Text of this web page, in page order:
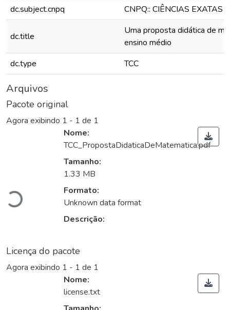
dc.subject.cnpq
CNPQ:: CIÊNCIAS EXATAS
dc.title
Uma proposta didática de
ensino médio
dc.type
TCC
Arquivos
Pacote original
Agora exibindo 1 - 1 de 1
Carregando...
Nome:
TCC_PropostaDidaticaDeMatematica.pdf
Tamanho:
1.33 MB
Formato:
Unknown data format
Descrição:
Licença do pacote
Agora exibindo 1 - 1 de 1
Nome:
license.txt